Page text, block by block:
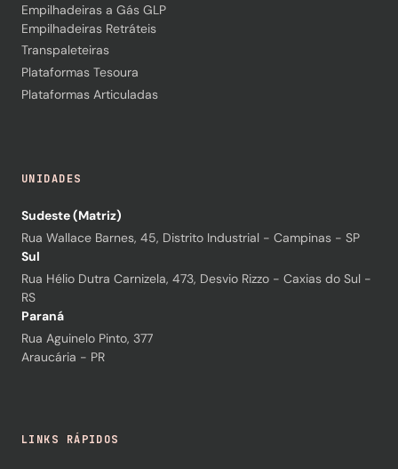
Empilhadeiras a Gás GLP
Empilhadeiras Retráteis
Transpaleteiras
Plataformas Tesoura
Plataformas Articuladas
UNIDADES
Sudeste (Matriz)
Rua Wallace Barnes, 45, Distrito Industrial - Campinas - SP
Sul
Rua Hélio Dutra Carnizela, 473, Desvio Rizzo - Caxias do Sul -
RS
Paraná
Rua Aguinelo Pinto, 377
Araucária - PR
LINKS RÁPIDOS